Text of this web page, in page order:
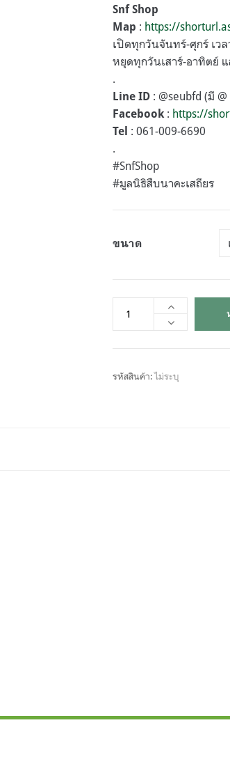
Snf Shop
Map : https://
เปิดทุกวันจันทร์-ศุกร์ เว
หยุดทุกวันเสาร์-อาทิตย์
.
Line ID : @seubfd (มี
Facebook: https://
Tel : 061-009-6690
.
#SnfShop
#มูลนิธิสืบนาคะเสถียร
ขนาด
รหัสสินค้า:ไม่ระบุ